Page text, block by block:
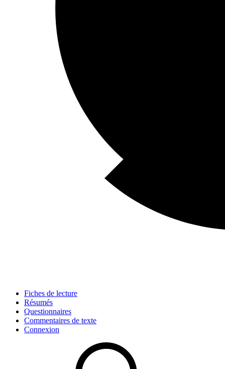
Fiches de lecture
Résumés
Questionnaires
Commentaires de texte
Connexion